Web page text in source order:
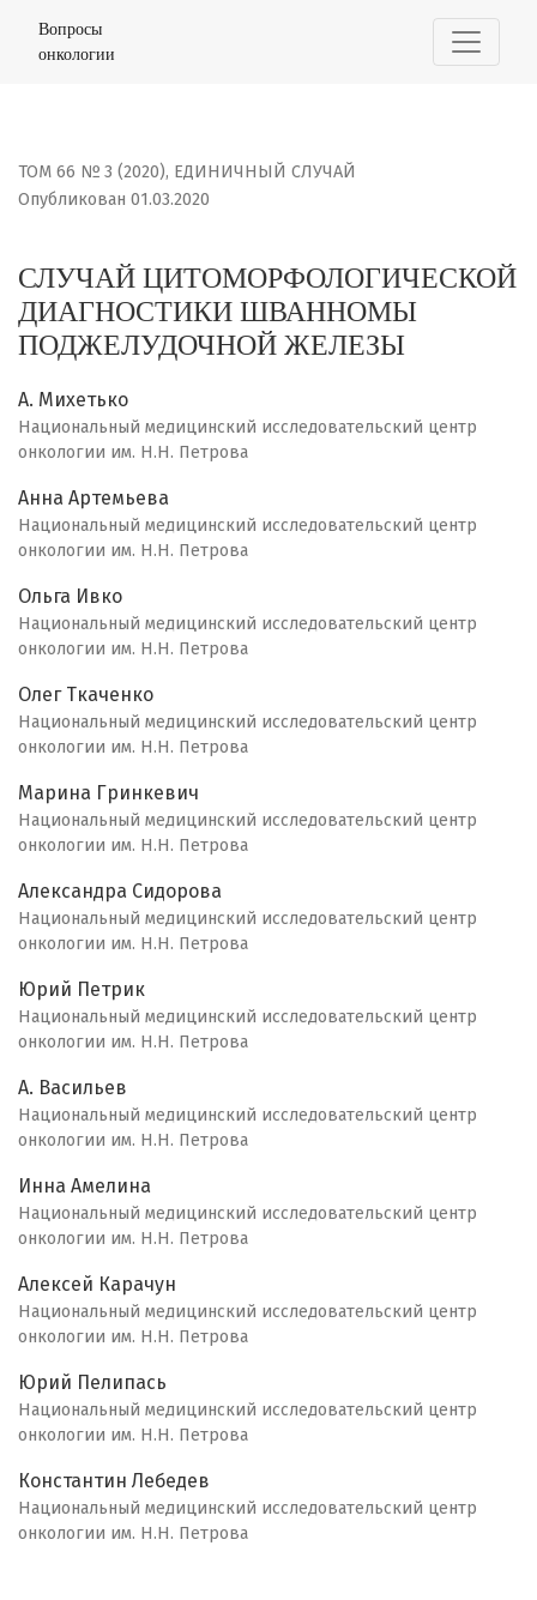
СЛУЧАЙ ЦИТОМОРФОЛОГИЧЕСКОЙ ДИАГНОСТИКИ
Вопросы
онкологии
ТОМ 66 № 3 (2020), ЕДИНИЧНЫЙ СЛУЧАЙ
СЛУЧАЙ ЦИТОМОРФОЛОГИЧЕСКОЙ
ДИАГНОСТИКИ ШВАННОМЫ
ПОДЖЕЛУДОЧНОЙ ЖЕЛЕЗЫ
Опубликован 01.03.2020
А. Михетько
Национальный медицинский исследовательский центр
онкологии им. Н.Н. Петрова
Анна Артемьева
Национальный медицинский исследовательский центр
онкологии им. Н.Н. Петрова
Ольга Ивко
Национальный медицинский исследовательский центр
онкологии им. Н.Н. Петрова
Олег Ткаченко
Национальный медицинский исследовательский центр
онкологии им. Н.Н. Петрова
Марина Гринкевич
Национальный медицинский исследовательский центр
онкологии им. Н.Н. Петрова
Александра Сидорова
Национальный медицинский исследовательский центр
онкологии им. Н.Н. Петрова
Юрий Петрик
Национальный медицинский исследовательский центр
онкологии им. Н.Н. Петрова
А. Васильев
Национальный медицинский исследовательский центр
онкологии им. Н.Н. Петрова
Инна Амелина
Национальный медицинский исследовательский центр
онкологии им. Н.Н. Петрова
Алексей Карачун
Национальный медицинский исследовательский центр
онкологии им. Н.Н. Петрова
Юрий Пелипась
Национальный медицинский исследовательский центр
онкологии им. Н.Н. Петрова
Константин Лебедев
Национальный медицинский исследовательский центр
онкологии им. Н.Н. Петрова